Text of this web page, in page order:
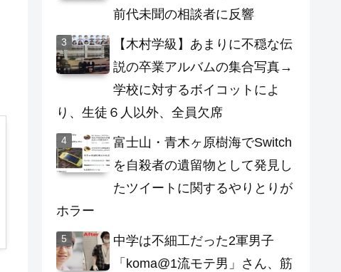
前代未聞の相談者に反響
【木村学級】あまりに不穏な伝
説の卒業アルバムの集合写真→
学校に対するボイコットによ
り、生徒６人以外、全員欠席
富士山・青木ヶ原樹海でSwitch
を自殺者の遺留物として発見し
たツイートに関するやりとりが
ホラー
中学は不細工だった2軍男子
「koma@1流モテ男」さん、筋